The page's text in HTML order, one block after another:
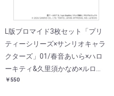
L版ブロマイド3枚セット「プリ
ティーシリーズ×サンリオキャラ
クターズ」01/春音あいら×ハロ
ーキティ&久里須かなめ×ルロロ
マニック(コラボイラスト)
￥550